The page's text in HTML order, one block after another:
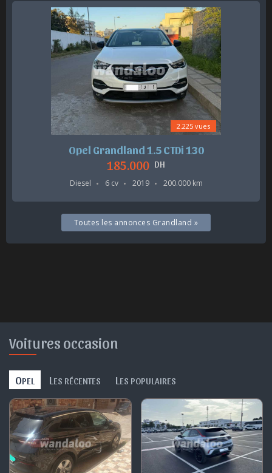
2.225 vues
Opel Grandland 1.5 CTDi 130
185.000 DH
Diesel 6 cv 2019 200.000 km
Toutes les annonces Grandland »
Voitures occasion
OPEL L ES RÉCENTES L ES POPULAIRES